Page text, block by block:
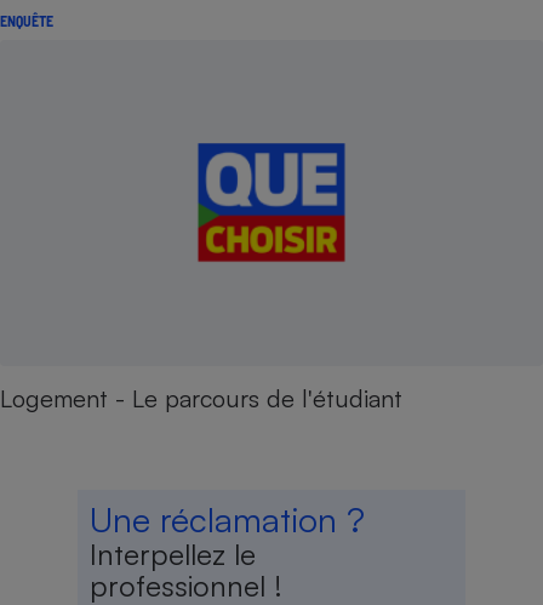
ENQUÊTE
Logement - Le parcours de l'étudiant
Une réclamation ?
Interpellez le
professionnel !